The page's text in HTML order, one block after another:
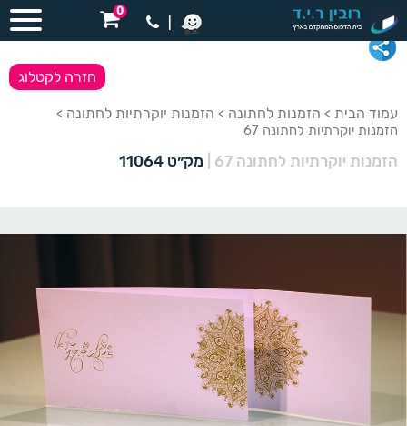
0
עמוד הבית > הזמנות לחתונה > הזמנות יוקרתיות לחתונה >
הזמנות יוקרתיות לחתונה 67
הזמנות יוקרתיות לחתונה 67 מק״ט 11064
חזרה לקטלוג